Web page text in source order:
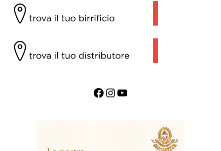
Facebook InstagramYouTube